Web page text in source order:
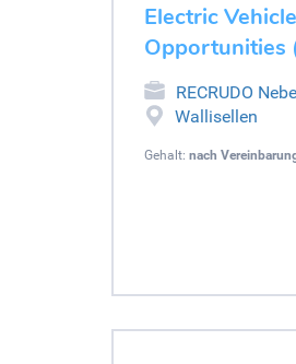
Electric
Opportunities
RECRUDO
Wallisellen
Gehalt: nach